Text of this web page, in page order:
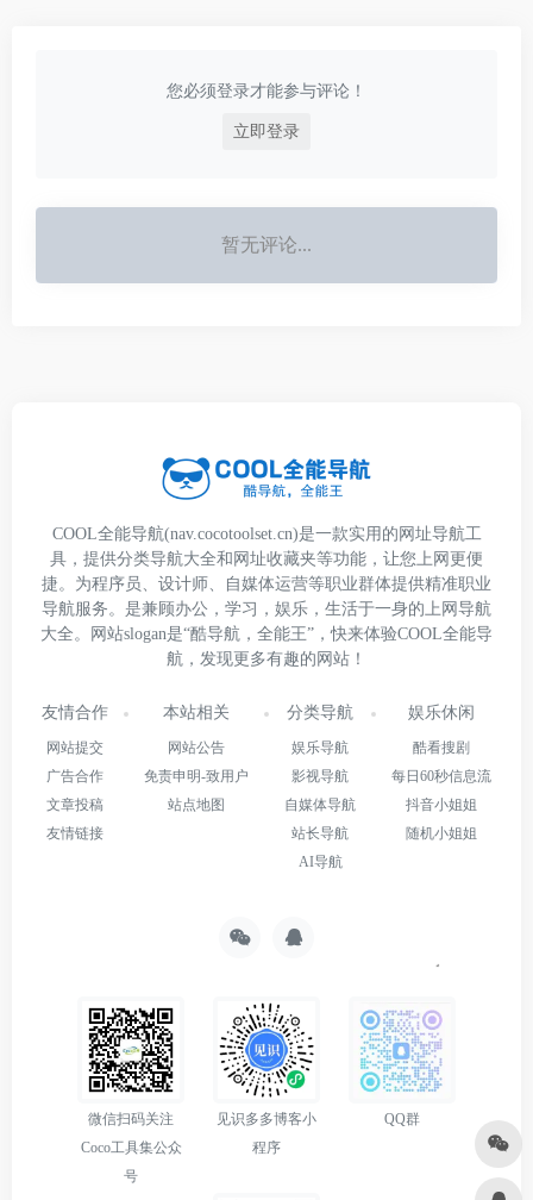
您必须登录才能参与评论！
立即登录
暂无评论...
COOL全能导航(nav.cocotoolset.cn)是一款实用的网址导航工
具，提供分类导航大全和网址收藏夹等功能，让您上网更便
捷。为程序员、设计师、自媒体运营等职业群体提供精准职业
导航服务。是兼顾办公，学习，娱乐，生活于一身的上网导航
大全。网站slogan是“酷导航，全能王”，快来体验COOL全能导
航，发现更多有趣的网站！
友情合作
网站提交
广告合作
文章投稿
友情链接
本站相关
网站公告
免责申明-致用户
站点地图
分类导航
娱乐导航
影视导航
自媒体导航
站长导航
AI导航
娱乐休闲
酷看搜剧
每日60秒信息流
抖音小姐姐
随机小姐姐
微信扫码关注
Coco工具集公众
号
见识多多博客小
程序
QQ群